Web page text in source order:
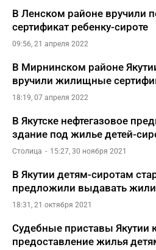
В Ленском районе
сертификат ребенку-сироте
09:56, 21 апреля 2022
В Мирнинском районе
вручили жилищные
18:19, 07 апреля 2022
В Якутске нефтегазовое
здание под жилье детей-
Столица 15:27, 30 ноября 2021
В Якутии детям-сиротам
предложили выдавать
18:31, 21 октября 2021
Судебные приставы Якутии
предоставление жилья